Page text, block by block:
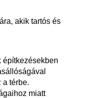
akik tartós és
építkezésekben
a térbe.
miatt